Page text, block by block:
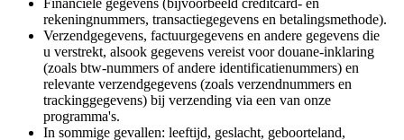
Financiële gegevens (bijvoorbeeld creditcard- en
rekeningnummers, transactiegegevens en betalingsmethode).
Verzendgegevens, factuurgegevens en andere gegevens die
u verstrekt, alsook gegevens vereist voor douane-inklaring
(zoals btw-nummers of andere identificatienummers) en
relevante verzendgegevens (zoals verzendnummers en
trackinggegevens) bij verzending via een van onze
programma's.
In sommige gevallen: leeftijd, geslacht, geboorteland,